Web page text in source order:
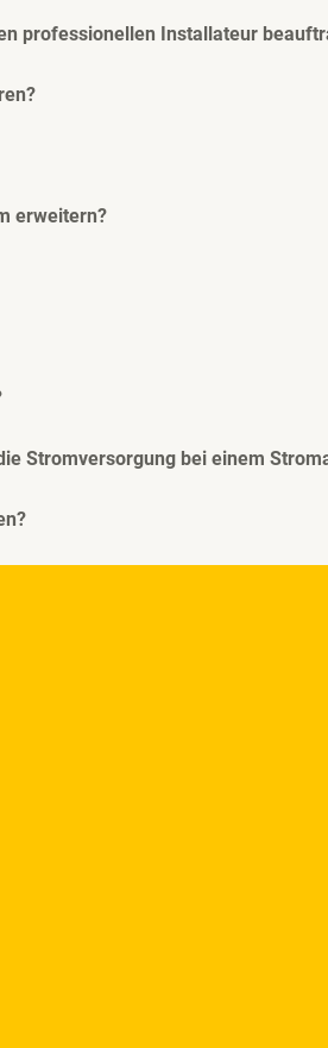
professionellen Installateur
erweitern?
Stromversorgung bei einem